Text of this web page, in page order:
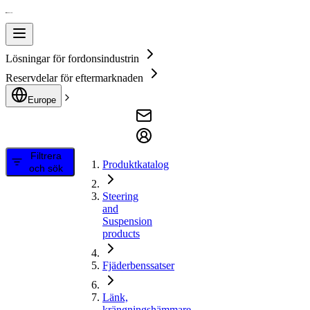
Lösningar för fordonsindustrin
Reservdelar för eftermarknaden
Europe
Filtrera
och sök
Produktkatalog
Steering
and
Suspension
products
Fjäderbenssatser
Länk,